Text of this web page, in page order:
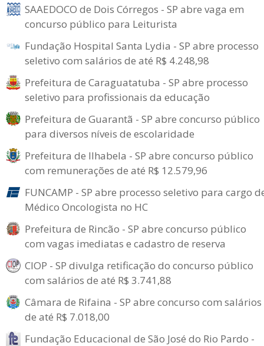
SAAEDOCO de Dois Córregos - SP abre vaga em
concurso público para Leiturista
Fundação Hospital Santa Lydia - SP abre processo
seletivo com salários de até R$ 4.248,98
Prefeitura de Caraguatatuba - SP abre processo
seletivo para profissionais da educação
Prefeitura de Guarantã - SP abre concurso público
para diversos níveis de escolaridade
Prefeitura de Ilhabela - SP abre concurso público
com remunerações de até R$ 12.579,96
FUNCAMP - SP abre processo seletivo para cargo
Médico Oncologista no HC
Prefeitura de Rincão - SP abre concurso público
com vagas imediatas e cadastro de reserva
CIOP - SP divulga retificação do concurso público
com salários de até R$ 3.741,88
Câmara de Rifaina - SP abre concurso com salários
de até R$ 7.018,00
Fundação Educacional de São José do Rio Pardo -